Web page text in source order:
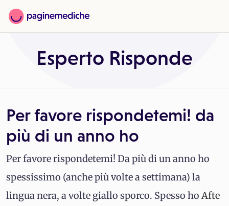
Esperto Risponde
Per favore rispondetemi! da
più di un anno ho
Per favore rispondetemi! Da più di un anno ho
spessissimo (anche più volte a settimana) la
lingua nera, a volte giallo sporco. Spesso ho Afte